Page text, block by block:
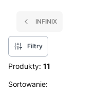
INFINIX
Filtry
Produkty: 11
Lista produktów
Sortowanie: